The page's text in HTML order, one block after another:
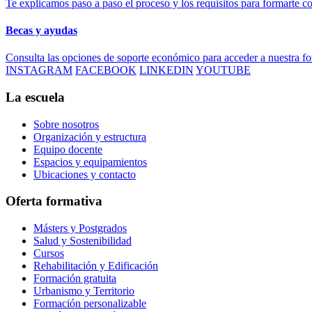
Te explicamos paso a paso el proceso y los requisitos para formarte
Becas y ayudas
Consulta las opciones de soporte económico para acceder a nuestra
INSTAGRAM FACEBOOK LINKEDIN YOUTUBE
La escuela
Sobre nosotros
Organización y estructura
Equipo docente
Espacios y equipamientos
Ubicaciones y contacto
Oferta formativa
Másters y Postgrados
Salud y Sostenibilidad
Cursos
Rehabilitación y Edificación
Formación gratuita
Urbanismo y Territorio
Formación personalizable